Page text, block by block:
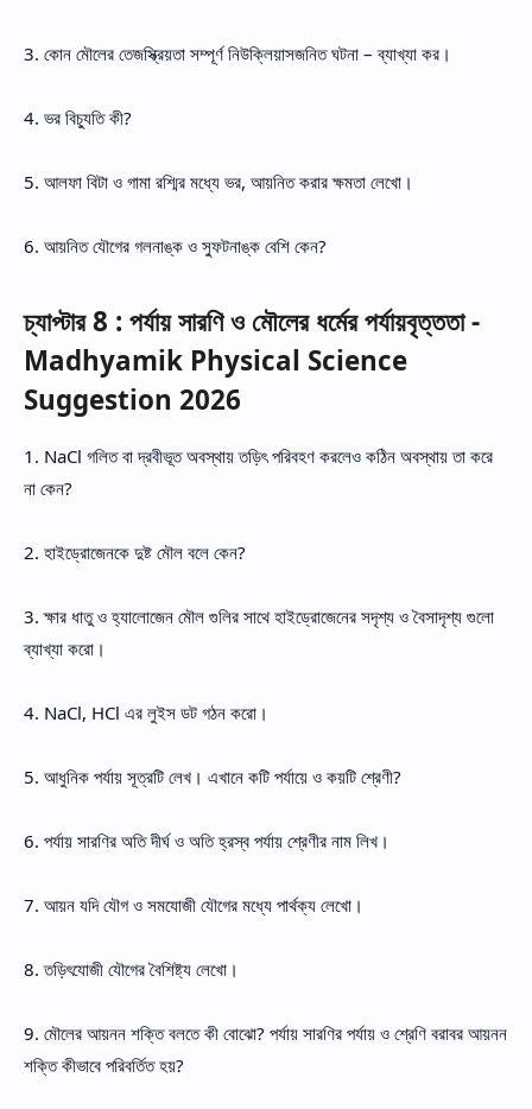
3. কোন মৌলের তেজস্ক্রিয়তা সম্পূর্ণ নিউক্লিয়াসজনিত ঘটনা – ব্যাখ্যা কর।
4. ভর বিচ্যুতি কী?
5. আলফা বিটা ও গামা রশ্মির মধ্যে ভর, আয়নিত করার ক্ষমতা লেখো।
6. আয়নিত যৌগের গলনাঙ্ক ও স্ফুটনাঙ্ক বেশি কেন?
চ্যাপ্টার 8 : পর্যায় সারণি ও মৌলের ধর্মের পর্যায়বৃত্ততা -
Madhyamik Physical Science
Suggestion 2026
1. NaCl গলিত বা দ্রবীভূত অবস্থায় তড়িৎ পরিবহণ করলেও কঠিন অবস্থায় তা করে
না কেন?
2. হাইড্রোজেনকে দুষ্ট মৌল বলে কেন?
3. ক্ষার ধাতু ও হ্যালোজেন মৌল গুলির সাথে হাইড্রোজেনের সদৃশ্য ও বৈসাদৃশ্য গুলো
ব্যাখ্যা করো।
4. NaCl, HCl এর লুইস ডট গঠন করো।
5. আধুনিক পর্যায় সূত্রটি লেখ। এখানে কটি পর্যায়ে ও কয়টি শ্রেণী?
6. পর্যায় সারণির অতি দীর্ঘ ও অতি হ্রস্ব পর্যায় শ্রেণীর নাম লিখ।
7. আয়ন যদি যৌগ ও সমযোজী যৌগের মধ্যে পার্থক্য লেখো।
8. তড়িৎযোজী যৌগের বৈশিষ্ট্য লেখো।
9. মৌলের আয়নন শক্তি বলতে কী বোঝো? পর্যায় সারণির পর্যায় ও শ্রেণি বরাবর আয়নন
শক্তি কীভাবে পরিবর্তিত হয়?